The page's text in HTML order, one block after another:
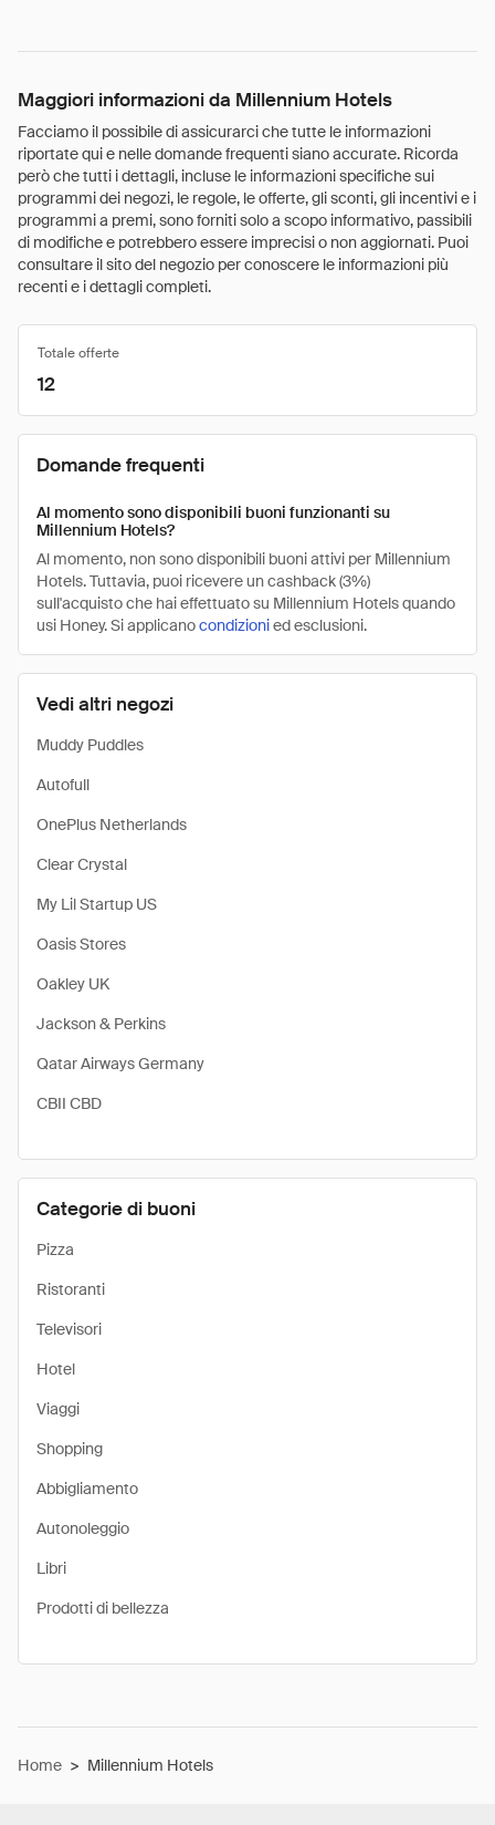
Maggiori informazioni da Millennium Hotels
Facciamo il possibile di assicurarci che tutte le informazioni
riportate qui e nelle domande frequenti siano accurate. Ricorda
però che tutti i dettagli, incluse le informazioni specifiche sui
programmi dei negozi, le regole, le offerte, gli sconti, gli incentivi e i
programmi a premi, sono forniti solo a scopo informativo, passibili
di modifiche e potrebbero essere imprecisi o non aggiornati. Puoi
consultare il sito del negozio per conoscere le informazioni più
recenti e i dettagli completi.
Vedi altri negozi
Muddy Puddles
Autofull
OnePlus Netherlands
Clear Crystal
My Lil Startup US
Oasis Stores
Oakley UK
Jackson & Perkins
Qatar Airways Germany
CBII CBD
Categorie di buoni
Pizza
Ristoranti
Televisori
Hotel
Viaggi
Shopping
Abbigliamento
Autonoleggio
Libri
Prodotti di bellezza
Totale offerte
12
Domande frequenti
Al momento sono disponibili buoni funzionanti su
Millennium Hotels?
Al momento, non sono disponibili buoni attivi per Millennium
Hotels. Tuttavia, puoi ricevere un cashback (3%)
sull'acquisto che hai effettuato su Millennium Hotels quando
usi Honey. Si applicanocondizionied esclusioni.
Home > Millennium Hotels